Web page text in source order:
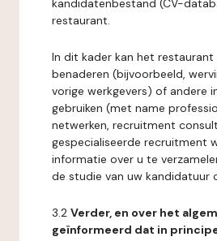
kandidatenbestand (CV-
restaurant.
In dit kader kan het
benaderen (bijvoorbeeld,
vorige werkgevers) of andere
gebruiken (met name
netwerken, recruitment
gespecialiseerde recruitment
informatie over u te
de studie van uw kandidatuur
3.2 Verder, en over het
geïnformeerd dat in